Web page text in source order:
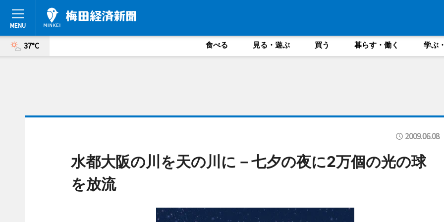
37°C 食べる 見る・遊ぶ 買う 暮らす・働く 学ぶ
2009.06.08
水都大阪の川を天の川に－七夕の夜に2万個の光の球
を放流